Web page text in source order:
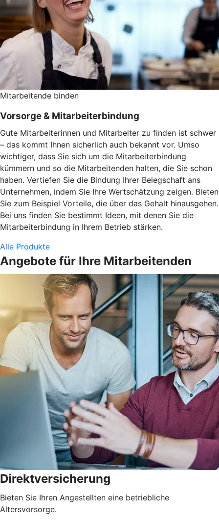
Mitarbeitende binden
Vorsorge & Mitarbeiterbindung
Gute Mitarbeiterinnen und Mitarbeiter zu finden ist schwer
– das kommt Ihnen sicherlich auch bekannt vor. Umso
wichtiger, dass Sie sich um die Mitarbeiterbindung
kümmern und so die Mitarbeitenden halten, die Sie schon
haben. Vertiefen Sie die Bindung Ihrer Belegschaft ans
Unternehmen, indem Sie Ihre Wertschätzung zeigen. Bieten
Sie zum Beispiel Vorteile, die über das Gehalt hinausgehen.
Bei uns finden Sie bestimmt Ideen, mit denen Sie die
Mitarbeiterbindung in Ihrem Betrieb stärken.
Alle Produkte
Angebote für Ihre Mitarbeitenden
Direktversicherung
Bieten Sie Ihren Angestellten eine betriebliche
Altersvorsorge.